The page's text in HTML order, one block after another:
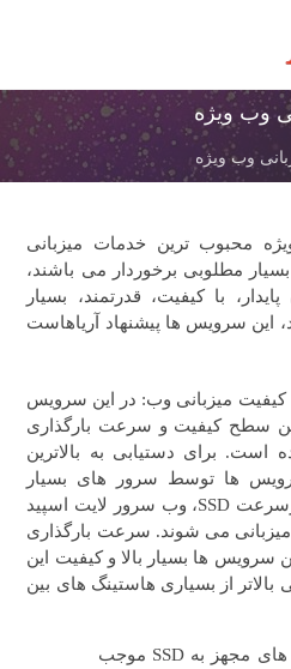
وب ویژه
وب ویژه
محبوب ترین خدمات میزبانی
مطلوبی برخوردار می باشند،
با کیفیت، قدرتمند، بسیار
سرویس ها پیشنهاد آریاهاست
میزبانی وب: در این سرویس
سطح کیفیت و سرعت بارگذاری
است. برای دستیابی به بالاترین
ها توسط سرور های بسیار
قدرتمند مجهز به درایو های پرسرعت SSD، وب سرور لایت اسپید
می شوند. سرعت بارگذاری
سرویس ها بسیار بالا و کیفیت این
از بسیاری هاستینگ های بین
میزبانی سایت ها در سرور های مجهز به SSD موجب